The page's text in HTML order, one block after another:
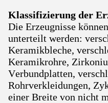
Klassifizierung der
Die Erzeugnisse
unterteilt werden:
Keramikbleche,
Keramikrohre,
Verbundplatten,
Rohrverkleidungen,
einer Breite von nicht